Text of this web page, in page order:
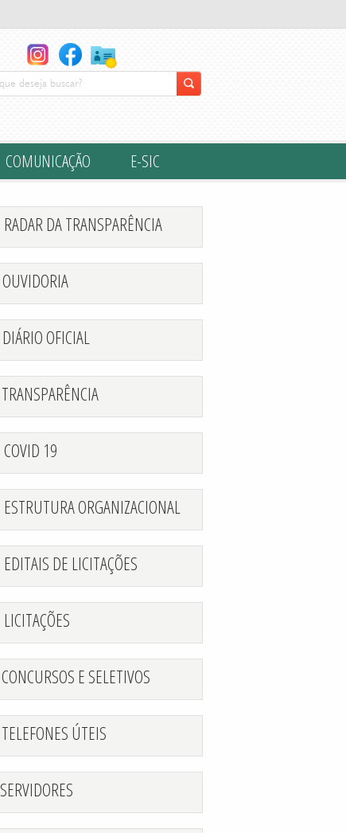
COMUNICAÇÃO E-SIC
RADAR DA TRANSPARÊNCIA
OUVIDORIA
DIÁRIO OFICIAL
TRANSPARÊNCIA
COVID 19
ESTRUTURA ORGANIZACIONAL
EDITAIS DE LICITAÇÕES
LICITAÇÕES
CONCURSOS E SELETIVOS
TELEFONES ÚTEIS
SERVIDORES